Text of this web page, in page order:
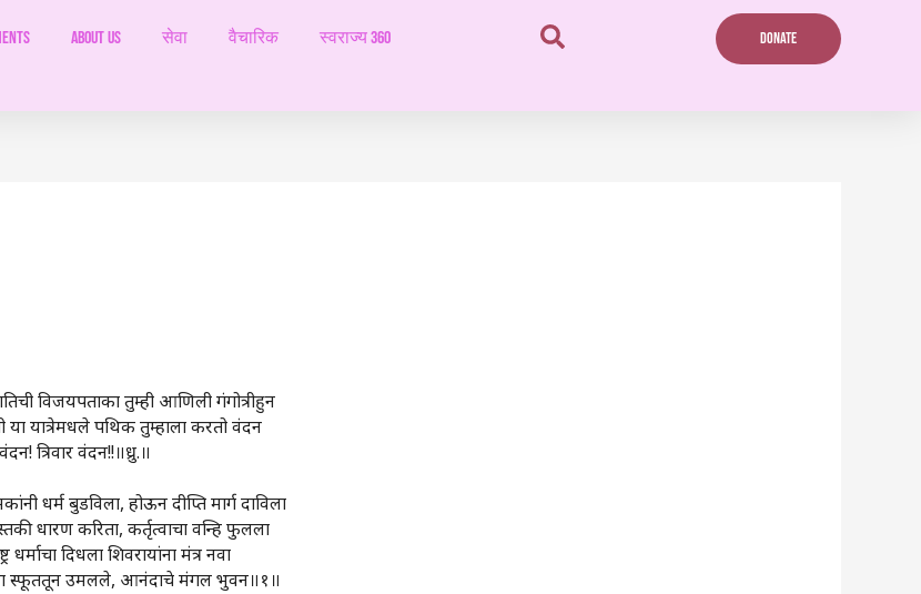
ABOUT US सेवा वैचारिक स्वराज्य 360 DONATE
विजयपताका तुम्ही आणिली गंगोत्रीहुन
या यात्रेमधले पथिक तुम्हाला करतो वंदन
त्रिवार वंदन!!॥ध्रु.॥
धर्म बुडविला, होऊन दीप्ति मार्ग दाविला
धारण करिता, कर्तृत्वाचा वन्हि फुलला
धर्माचा दिधला शिवरायांना मंत्र नवा
स्फूततून उमलले, आनंदाचे मंगल भुवन॥१॥